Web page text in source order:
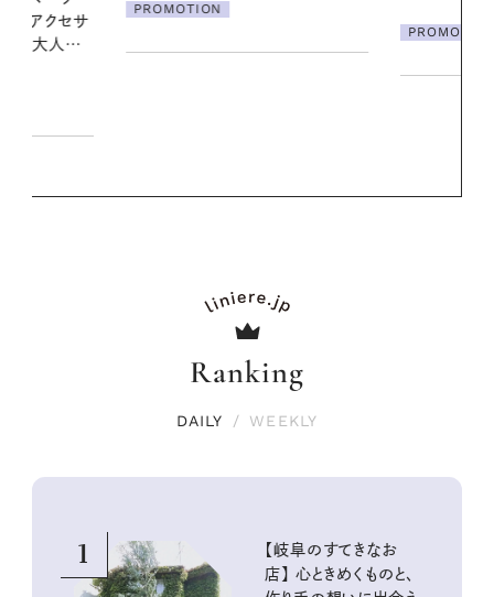
ア
Ranking
DAILY / WEEKLY
1
【岐阜のすてきなお
店】 心ときめくものと、